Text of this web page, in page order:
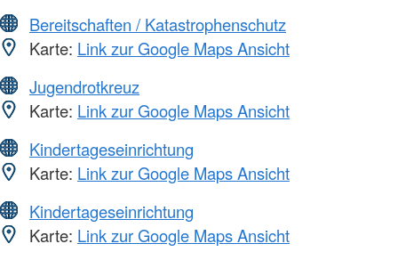
Bereitschaften / Katastrophenschutz
Karte: Link zur Google Maps Ansicht
Jugendrotkreuz
Karte: Link zur Google Maps Ansicht
Kindertageseinrichtung
Karte: Link zur Google Maps Ansicht
Kindertageseinrichtung
Karte: Link zur Google Maps Ansicht